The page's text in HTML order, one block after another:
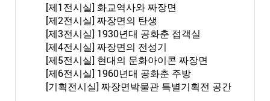
[제1전시실] 화교역사와 짜장면
[제2전시실] 짜장면의 탄생
[제3전시실] 1930년대 공화춘 접객실
[제4전시실] 짜장면의 전성기
[제5전시실] 현대의 문화아이콘 짜장면
[제6전시실] 1960년대 공화춘 주방
[기획전시실] 짜장면박물관 특별기획전 공간